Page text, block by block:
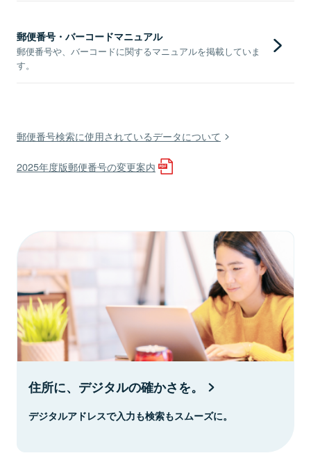
郵便番号・バーコードマニュアル
郵便番号や、バーコードに関するマニュアルを掲載していま
す。
郵便番号検索に使用されているデータについて
2025年度版郵便番号の変更案内
住所に、デジタルの確かさを。
デジタルアドレスで入力も検索もスムーズに。